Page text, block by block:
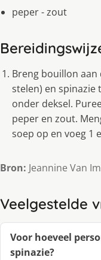
peper - zout
Breng bouillon aan
stelen) en spinazie
onder deksel.
peper en zout.
soep op en voeg 1
Bron: Jeannine Van
Veelgestelde
Voor hoeveel
spinazie?